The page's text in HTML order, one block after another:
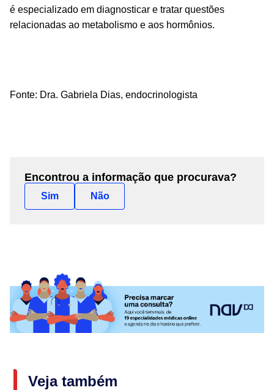
é especializado em diagnosticar e tratar questões
relacionadas ao metabolismo e aos hormônios.
Fonte: Dra. Gabriela Dias, endocrinologista
Encontrou a informação que procurava?
Sim Não
Veja também